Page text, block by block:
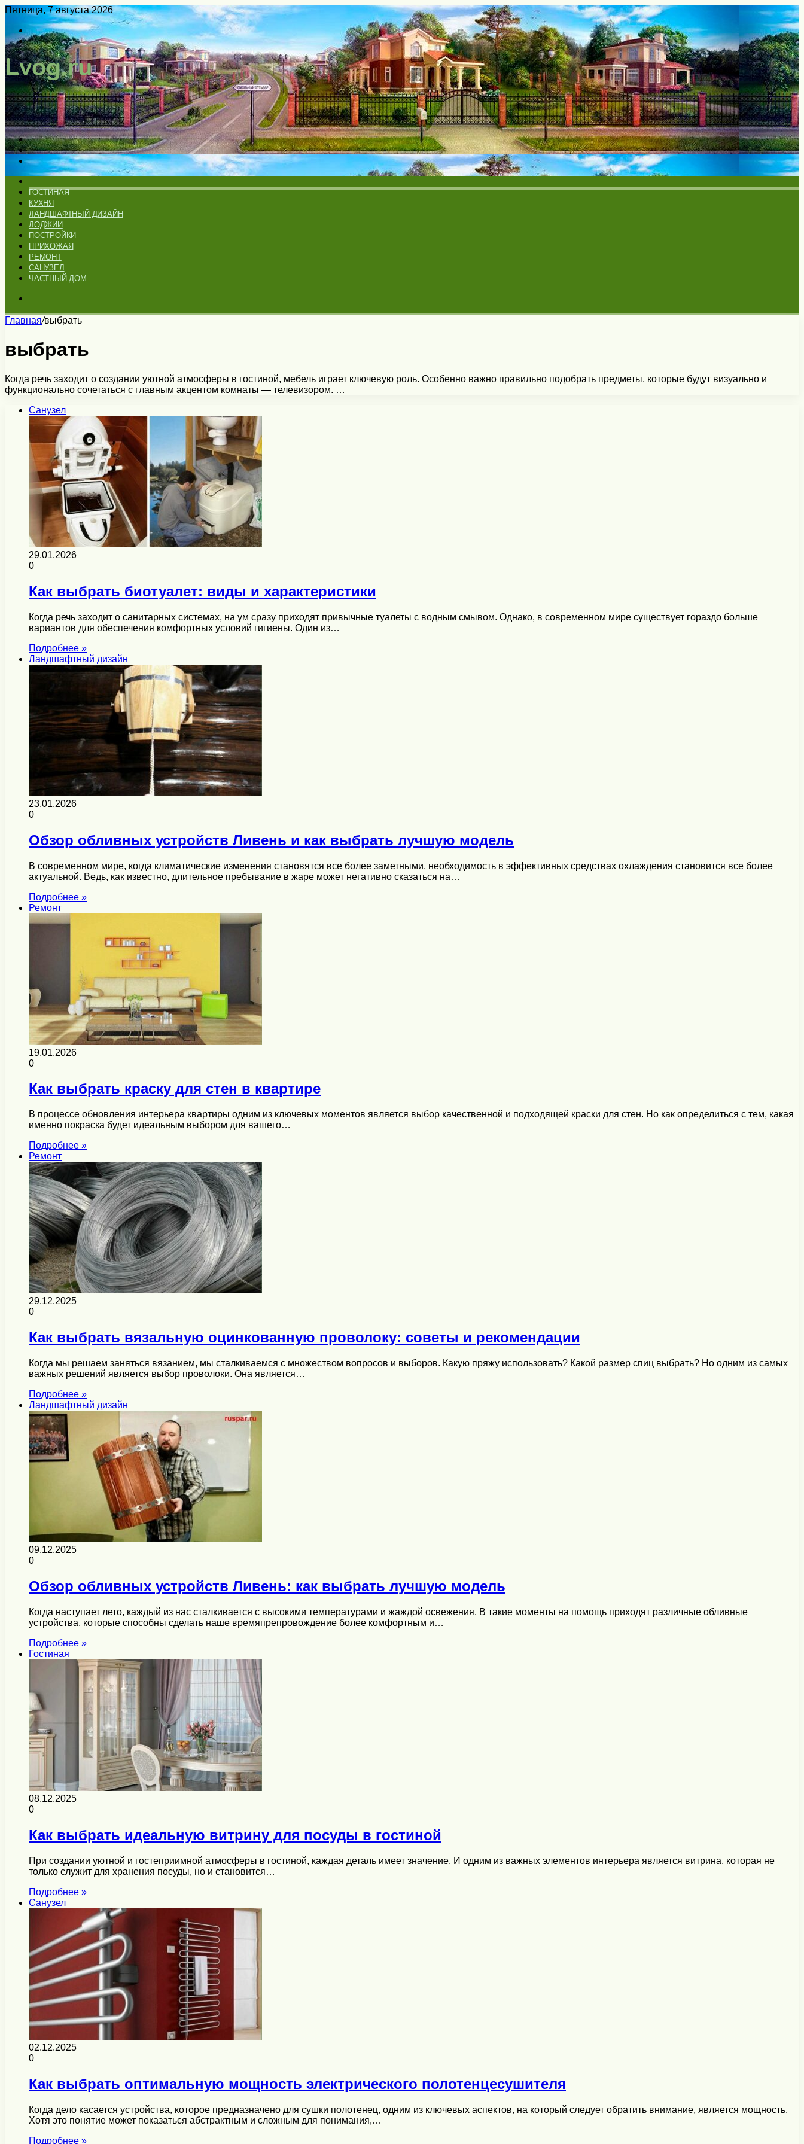
Пятница, 7 августа 2026
Войти
Switch
skin
Меню
Искать
Switch
skin
ГОСТИНАЯ
КУХНЯ
ЛАНДШАФТНЫЙ ДИЗАЙН
ЛОДЖИИ
ПОСТРОЙКИ
ПРИХОЖАЯ
РЕМОНТ
САНУЗЕЛ
ЧАСТНЫЙ ДОМ
Главная/выбрать
выбрать
Когда речь заходит о создании уютной атмосферы в гостиной, мебель играет ключевую роль. Особенно важно правильно подобрать предметы, которые будут визуально и
функционально сочетаться с главным акцентом комнаты — телевизором. …
Санузел
29.01.2026
0
Как выбрать биотуалет: виды и характеристики
Когда речь заходит о санитарных системах, на ум сразу приходят привычные туалеты с водным смывом. Однако, в современном мире существует гораздо больше
вариантов для обеспечения комфортных условий гигиены. Один из…
Подробнее »
Ландшафтный дизайн
23.01.2026
0
Обзор обливных устройств Ливень и как выбрать лучшую модель
В современном мире, когда климатические изменения становятся все более заметными, необходимость в эффективных средствах охлаждения становится все более
актуальной. Ведь, как известно, длительное пребывание в жаре может негативно сказаться на…
Подробнее »
Ремонт
19.01.2026
0
Как выбрать краску для стен в квартире
В процессе обновления интерьера квартиры одним из ключевых моментов является выбор качественной и подходящей краски для стен. Но как определиться с тем, какая
именно покраска будет идеальным выбором для вашего…
Подробнее »
Ремонт
29.12.2025
0
Как выбрать вязальную оцинкованную проволоку: советы и рекомендации
Когда мы решаем заняться вязанием, мы сталкиваемся с множеством вопросов и выборов. Какую пряжу использовать? Какой размер спиц выбрать? Но одним из самых
важных решений является выбор проволоки. Она является…
Подробнее »
Ландшафтный дизайн
09.12.2025
0
Обзор обливных устройств Ливень: как выбрать лучшую модель
Когда наступает лето, каждый из нас сталкивается с высокими температурами и жаждой освежения. В такие моменты на помощь приходят различные обливные
устройства, которые способны сделать наше времяпрепровождение более комфортным и…
Подробнее »
Гостиная
08.12.2025
0
Как выбрать идеальную витрину для посуды в гостиной
При создании уютной и гостеприимной атмосферы в гостиной, каждая деталь имеет значение. И одним из важных элементов интерьера является витрина, которая не
только служит для хранения посуды, но и становится…
Подробнее »
Санузел
02.12.2025
0
Как выбрать оптимальную мощность электрического полотенцесушителя
Когда дело касается устройства, которое предназначено для сушки полотенец, одним из ключевых аспектов, на который следует обратить внимание, является мощность.
Хотя это понятие может показаться абстрактным и сложным для понимания,…
Подробнее »